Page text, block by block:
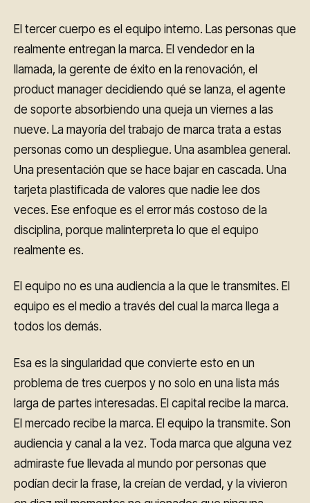
El tercer cuerpo es el equipo interno. Las personas que
realmente entregan la marca. El vendedor en la
llamada, la gerente de éxito en la renovación, el
product manager decidiendo qué se lanza, el agente
de soporte absorbiendo una queja un viernes a las
nueve. La mayoría del trabajo de marca trata a estas
personas como un despliegue. Una asamblea general.
Una presentación que se hace bajar en cascada. Una
tarjeta plastificada de valores que nadie lee dos
veces. Ese enfoque es el error más costoso de la
disciplina, porque malinterpreta lo que el equipo
realmente es.
El equipo no es una audiencia a la que le transmites. El
equipo es el medio a través del cual la marca llega a
todos los demás.
Esa es la singularidad que convierte esto en un
problema de tres cuerpos y no solo en una lista más
larga de partes interesadas. El capital recibe la marca.
El mercado recibe la marca. El equipo la transmite. Son
audiencia y canal a la vez. Toda marca que alguna vez
admiraste fue llevada al mundo por personas que
podían decir la frase, la creían de verdad, y la vivieron